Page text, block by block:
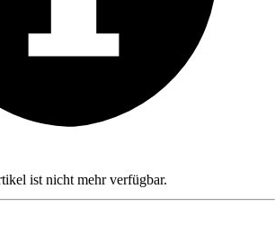
ist nicht mehr verfügbar.